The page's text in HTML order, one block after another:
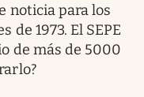
noticia para los
de 1973. El SEPE
de más de 5000